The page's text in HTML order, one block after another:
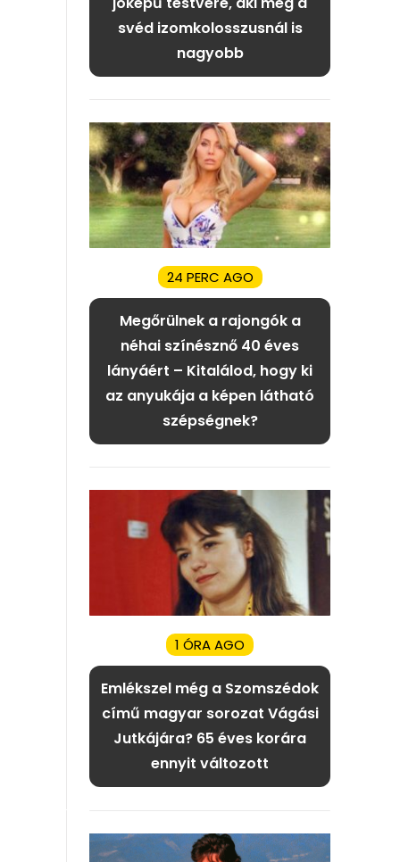
svéd izomkolosszusnál is
nagyobb
24 PERC AGO
Megőrülnek a rajongók a
néhai színésznő 40 éves
lányáért – Kitalálod, hogy ki
az anyukája a képen látható
szépségnek?
1 ÓRA AGO
Emlékszel még a Szomszédok
című magyar sorozat Vágási
Jutkájára? 65 éves korára
ennyit változott